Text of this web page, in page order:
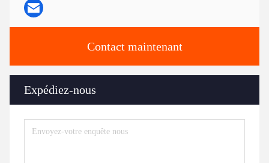
Contact maintenant
Expédiez-nous